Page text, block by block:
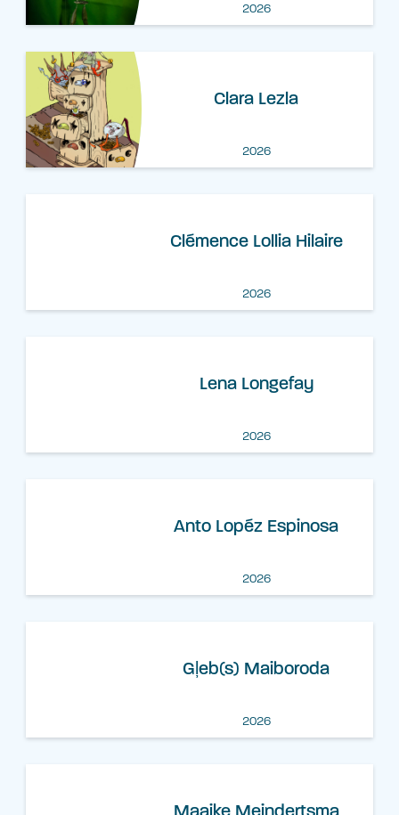
2026
Clara Lezla
2026
Clémence Lollia Hilaire
2026
Lena Longefay
2026
Anto Lopéz Espinosa
2026
Gļeb(s) Maiboroda
2026